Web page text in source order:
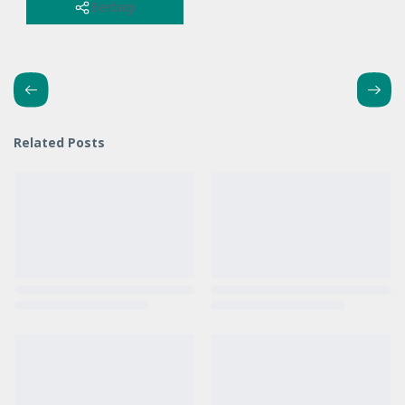
Berbagi
Related Posts